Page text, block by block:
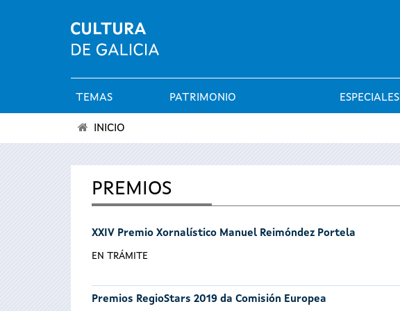
Menú
principal
TEMAS PATRIMONIO ESPECIALES
encuentra
aquí
INICIO
PREMIOS
XXIV Premio Xornalístico Manuel Reimóndez Portela
EN TRÁMITE
Premios RegioStars 2019 da Comisión Europea